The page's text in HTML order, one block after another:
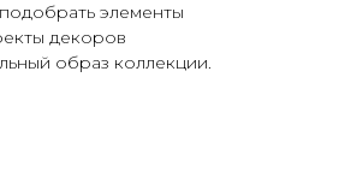
элементы
декоров
образ коллекции.